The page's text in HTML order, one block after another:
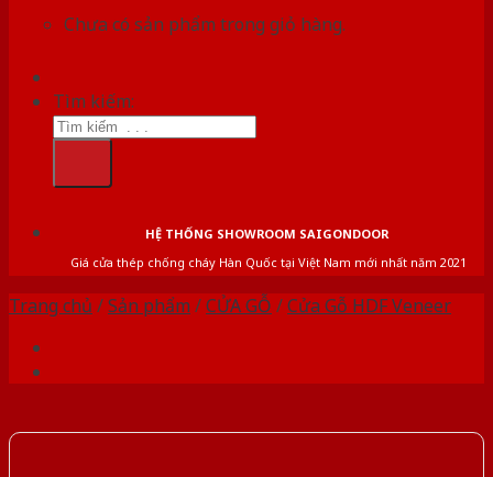
Chưa có sản phẩm trong giỏ hàng.
Tìm kiếm:
HỆ THỐNG SHOWROOM SAIGONDOOR
Giá cửa thép chống cháy Hàn Quốc tại Việt Nam mới nhất năm 2021
Trang chủ /Sản phẩm /CỬA GỖ /Cửa Gỗ HDF Veneer